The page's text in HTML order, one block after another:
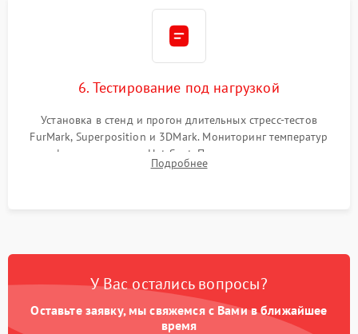
6. Тестирование под нагрузкой
Установка в стенд и прогон длительных стресс-тестов
FurMark, Superposition и 3DMark. Мониторинг температур
графического чипа и Hot Spot. Проверка на отсутствие
артефактов изображения, вылетов драйвера и зависаний.
Подробнее
У Вас остались вопросы?
Оставьте заявку, мы свяжемся с Вами в ближайшее
время